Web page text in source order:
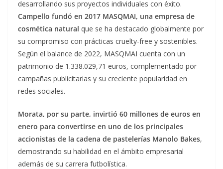
desarrollando sus proyectos individuales con éxito.
Campello fundó en 2017 MASQMAI, una empresa de
cosmética natural que se ha destacado globalmente por
su compromiso con prácticas cruelty-free y sostenibles.
Según el balance de 2022, MASQMAI cuenta con un
patrimonio de 1.338.029,71 euros, complementado por
campañas publicitarias y su creciente popularidad en
redes sociales.
Morata, por su parte, invirtió 60 millones de euros en
enero para convertirse en uno de los principales
accionistas de la cadena de pastelerías Manolo Bakes,
demostrando su habilidad en el ámbito empresarial
además de su carrera futbolística.